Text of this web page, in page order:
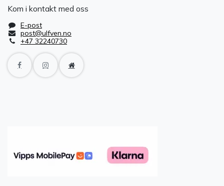
Kom i kontakt med oss
E-post
post@ulfven.no
+47 32240730